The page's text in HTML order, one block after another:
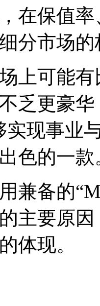
在保值
分市场的
上可能
乏更豪
实现事业
色的一款
兼备的
主要原
体现。